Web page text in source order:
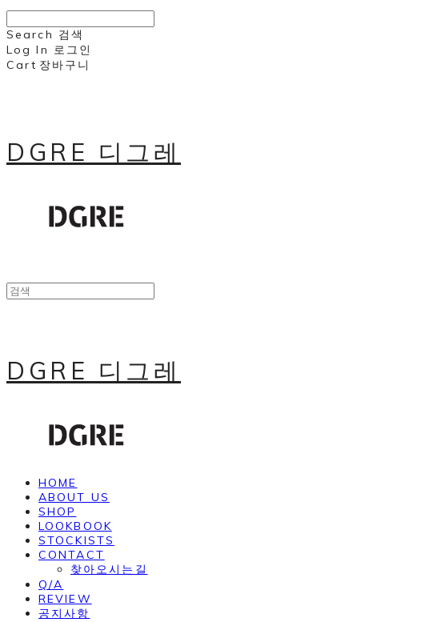
Search 검색
Log In 로그인
Cart 장바구니
DGRE 디그레
DGRE 디그레
HOME
ABOUT US
SHOP
LOOKBOOK
STOCKISTS
CONTACT
찾아오시는길
Q/A
REVIEW
공지사항